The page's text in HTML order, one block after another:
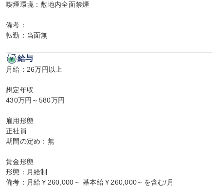
喫煙環境：敷地内全面禁煙
備考：
転勤：当面無
給与
月給：26万円以上
想定年収
430万円～580万円
雇用形態
正社員
期間の定め：無
賃金形態
形態：月給制
備考：月給￥260,000～ 基本給￥260,000～を含む/月